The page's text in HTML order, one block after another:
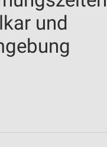
und